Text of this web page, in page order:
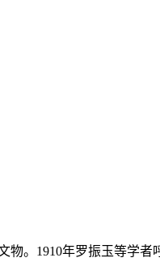
。1910年罗振玉等学者